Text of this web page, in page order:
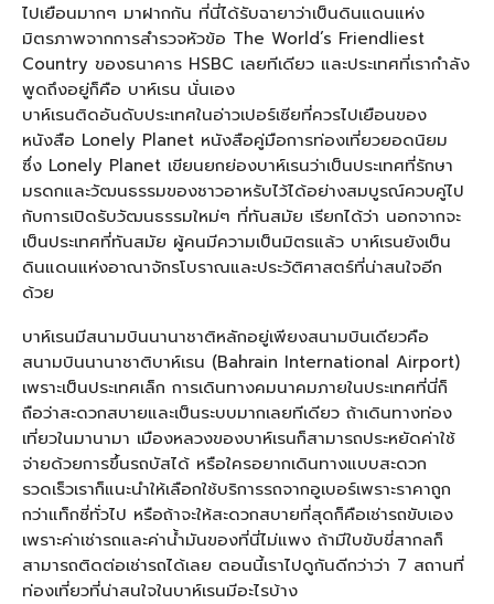
ไปเยือนมากๆ มาฝากกัน ที่นี่ได้รับฉายาว่าเป็นดินแดนแห่ง
มิตรภาพจากการสำรวจหัวข้อ The World’s Friendliest
Country ของธนาคาร HSBC เลยทีเดียว และประเทศที่เรากำลัง
พูดถึงอยู่ก็คือ บาห์เรน นั่นเอง
บาห์เรนติดอันดับประเทศในอ่าวเปอร์เซียที่ควรไปเยือนของ
หนังสือ Lonely Planet หนังสือคู่มือการท่องเที่ยวยอดนิยม
ซึ่ง Lonely Planet เขียนยกย่องบาห์เรนว่าเป็นประเทศที่รักษา
มรดกและวัฒนธรรมของชาวอาหรับไว้ได้อย่างสมบูรณ์ควบคู่ไป
กับการเปิดรับวัฒนธรรมใหม่ๆ ที่ทันสมัย เรียกได้ว่า นอกจากจะ
เป็นประเทศที่ทันสมัย ผู้คนมีความเป็นมิตรแล้ว บาห์เรนยังเป็น
ดินแดนแห่งอาณาจักรโบราณและประวัติศาสตร์ที่น่าสนใจอีก
ด้วย
บาห์เรนมีสนามบินนานาชาติหลักอยู่เพียงสนามบินเดียวคือ
สนามบินนานาชาติบาห์เรน (Bahrain International Airport)
เพราะเป็นประเทศเล็ก การเดินทางคมนาคมภายในประเทศที่นี่ก็
ถือว่าสะดวกสบายและเป็นระบบมากเลยทีเดียว ถ้าเดินทางท่อง
เที่ยวในมานามา เมืองหลวงของบาห์เรนก็สามารถประหยัดค่าใช้
จ่ายด้วยการขึ้นรถบัสได้ หรือใครอยากเดินทางแบบสะดวก
รวดเร็วเราก็แนะนำให้เลือกใช้บริการรถจากอูเบอร์เพราะราคาถูก
กว่าแท็กซี่ทั่วไป หรือถ้าจะให้สะดวกสบายที่สุดก็คือเช่ารถขับเอง
เพราะค่าเช่ารถและค่าน้ำมันของที่นี่ไม่แพง ถ้ามีใบขับขี่สากลก็
สามารถติดต่อเช่ารถได้เลย ตอนนี้เราไปดูกันดีกว่าว่า 7 สถานที่
ท่องเที่ยวที่น่าสนใจในบาห์เรนมีอะไรบ้าง